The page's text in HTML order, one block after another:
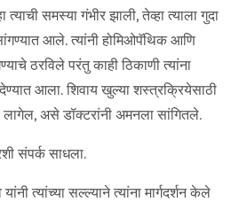
त्याची समस्या गंभीर झाली, तेव्हा त्याला गुदा
आले. त्यांनी होमिओपॅथिक आणि
ठरविले परंतु काही ठिकाणी त्यांना
आला. शिवाय खुल्या शस्त्रक्रियेसाठी
लागेल, असे डॉक्टरांनी अमनला सांगितले.
संपर्क साधला.
त्यांच्या सल्ल्याने त्यांना मार्गदर्शन केले